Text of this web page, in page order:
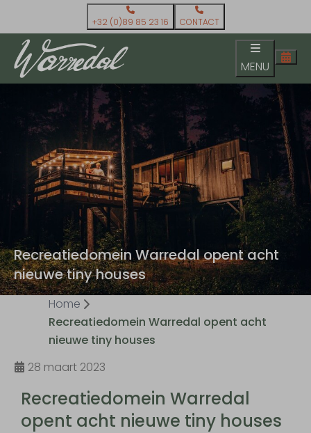
+32 (0)89 85 23 16 CONTACT
MENU
Recreatiedomein Warredal opent acht
nieuwe tiny houses
Home
Recreatiedomein Warredal opent acht
nieuwe tiny houses
28 maart 2023
Recreatiedomein Warredal
opent acht nieuwe tiny houses